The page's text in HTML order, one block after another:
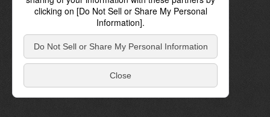
© Bridgestone Corporation